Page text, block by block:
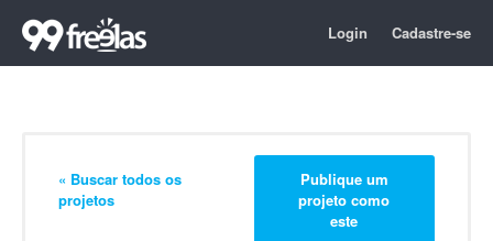
Login Cadastre-se
« Buscar todos os
projetos
Publique um
projeto como
este